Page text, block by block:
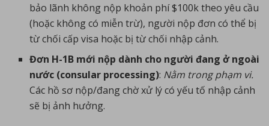
bảo lãnh không nộp khoản phí $100k theo yêu cầu
(hoặc không có miễn trừ), người nộp đơn có thể bị
từ chối cấp visa hoặc bị từ chối nhập cảnh.
Đơn H-1B mới nộp dành cho người đang ở ngoài
nước (consular processing): Nằm trong phạm vi.
Các hồ sơ nộp/đang chờ xử lý có yếu tố nhập cảnh
sẽ bị ảnh hưởng.